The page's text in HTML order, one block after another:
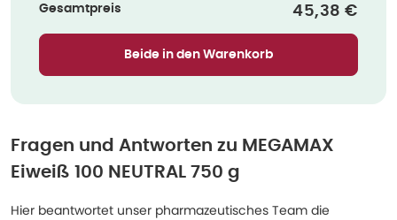
Gesamtpreis 45,38 €
Beide in den Warenkorb
Fragen und Antworten zu MEGAMAX
Eiweiß 100 NEUTRAL 750 g
Hier beantwortet unser pharmazeutisches Team die